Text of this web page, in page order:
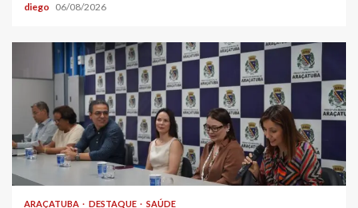
diego 06/08/2026
ARAÇATUBA DESTAQUE SAÚDE